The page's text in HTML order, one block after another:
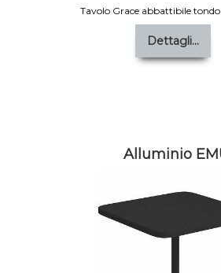
Tavolo Grace abbattibile
Dettagli...
Alluminio